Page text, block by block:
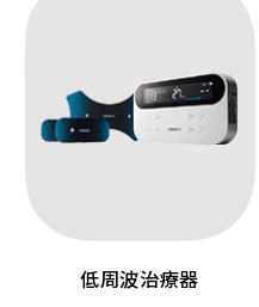
低周波治療器